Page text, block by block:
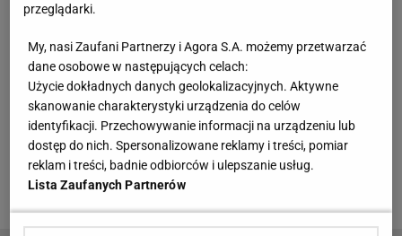
w Wolverhampton działo się niewiele ipiłkarze
na przerwę przy stanie 0:0. Nieszczególnie ciekawe
45 minut wynagrodziło fanom to, co działo się po
przerwie. Już w 53. minucie gry Coventry dość
niespodziewanie wyszło na prowadzenie 1:0 po golu
Ellisa Simmsa.
przeglądarki.
My, nasi Zaufani Partnerzy i Agora S.A. możemy przetwarzać
dane osobowe w następujących celach:
Użycie dokładnych danych geolokalizacyjnych. Aktywne
skanowanie charakterystyki urządzenia do celów
identyfikacji. Przechowywanie informacji na urządzeniu lub
dostęp do nich. Spersonalizowane reklamy i treści, pomiar
reklam i treści, badnie odbiorców i ulepszanie usług.
Lista Zaufanych Partnerów